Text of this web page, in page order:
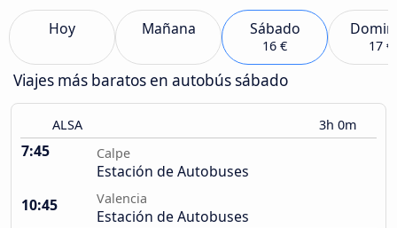
Hoy Mañana Sábado
16 € 17 €
Viajes más baratos en autobús sábado
ALSA 3h 0m
7:45 Calpe
Estación de Autobuses
10:45
Valencia
Estación de Autobuses